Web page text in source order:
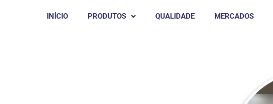
INÍCIO PRODUTOS QUALIDADE MERCADOS